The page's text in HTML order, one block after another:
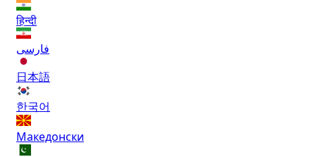
हिन्दी
فارسی
日本語
한국어
Македонски